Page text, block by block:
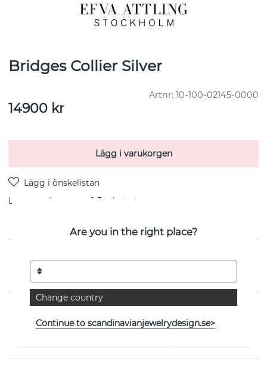
Bridges Collier Silver
Artnr: 10-100-02145-0000
14900 kr
Lägg i varukorgen
Leverans: lagervara 1-3 arbetsdagar
PRODUKTBESKRIVNING
från svenska Efva Attling
Are you in the right place?
Change country
Continue to scandinavianjewelrydesign.se>